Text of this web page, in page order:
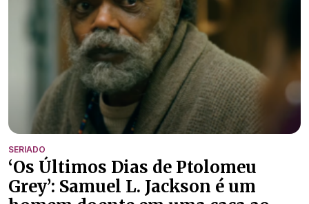
SERIADO
‘Os Últimos Dias de Ptolomeu
Grey’: Samuel L. Jackson é um